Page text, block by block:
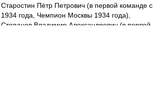
Старостин Пётр Петрович (в первой команде с
1934 года, Чемпион Москвы 1934 года),
Степанов Владимир Александрович (в первой